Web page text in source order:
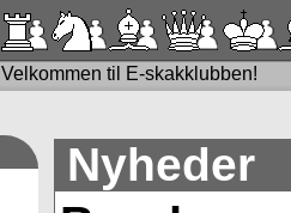
Velkommen til E-skakklubben!
Nyheder